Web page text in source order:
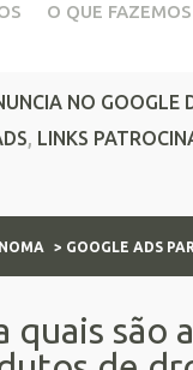
O QUE FAZEMOS
NO GOOGLE
, LINKS
> GOOGLE ADS
quais são